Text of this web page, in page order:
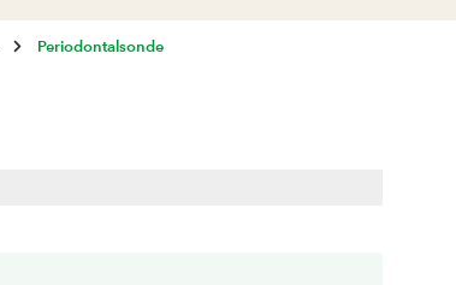
Periodontalsonde